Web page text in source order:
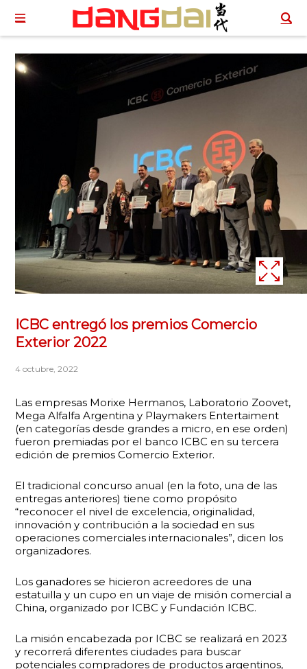
ICBC entregó los premios Comercio
Exterior 2022
4 octubre, 2022
Las empresas Morixe Hermanos, Laboratorio Zoovet,
Mega Alfalfa Argentina y Playmakers Entertaiment
(en categorías desde grandes a micro, en ese orden)
fueron premiadas por el banco ICBC en su tercera
edición de premios Comercio Exterior.
El tradicional concurso anual (en la foto, una de las
entregas anteriores) tiene como propósito
“reconocer el nivel de excelencia, originalidad,
innovación y contribución a la sociedad en sus
operaciones comerciales internacionales”, dicen los
organizadores.
Los ganadores se hicieron acreedores de una
estatuilla y un cupo en un viaje de misión comercial a
China, organizado por ICBC y Fundación ICBC.
La misión encabezada por ICBC se realizará en 2023
y recorrerá diferentes ciudades para buscar
potenciales compradores de productos argentinos,